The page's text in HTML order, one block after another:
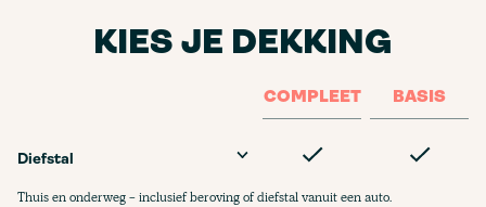
KIES JE DEKKING
COMPLEET BASIS
Diefstal
Thuis en onderweg - inclusief beroving of diefstal vanuit een auto.